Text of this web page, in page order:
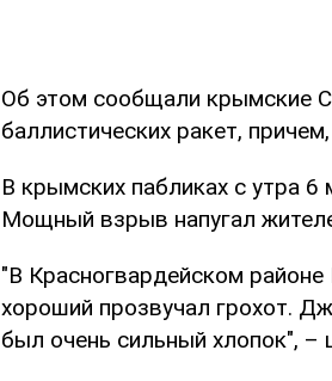
Об этом сообщали крымские
баллистических ракет,
В крымских пабликах с утра
Мощный взрыв напугал
"В Красногвардейском
хороший прозвучал грохот.
был очень сильный хлопок",